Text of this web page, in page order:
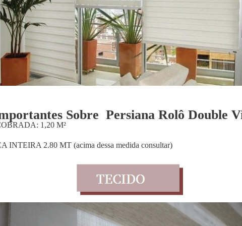
Sobre Persiana Rolô Double
1,20 M²
2.80 MT (acima dessa medida consultar)